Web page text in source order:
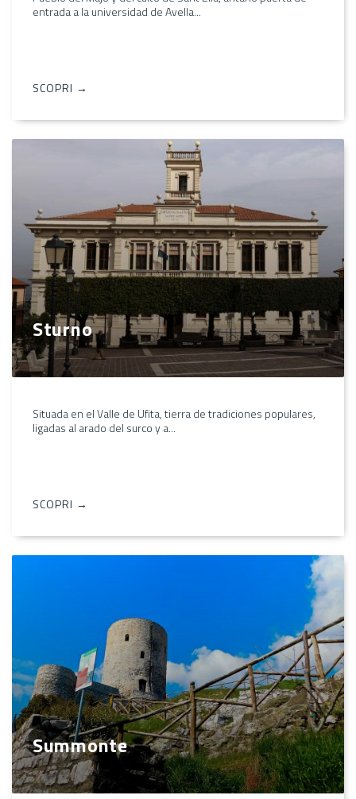
entrada a la universidad de Avella...
SCOPRI →
Sturno
Situada en el Valle de Ufita, tierra de tradiciones populares,
ligadas al arado del surco y a...
SCOPRI →
Summonte